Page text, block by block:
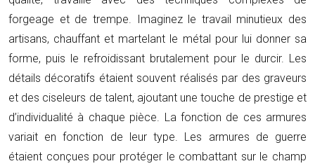
forgeage et de trempe. Imaginez le travail minutieux des
artisans, chauffant et martelant le métal pour lui donner sa
forme, puis le refroidissant brutalement pour le durcir. Les
détails décoratifs étaient souvent réalisés par des graveurs
et des ciseleurs de talent, ajoutant une touche de prestige et
d’individualité à chaque pièce. La fonction de ces armures
variait en fonction de leur type. Les armures de guerre
étaient conçues pour protéger le combattant sur le champ